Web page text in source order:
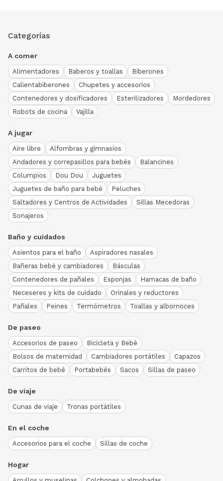
Categorías
A comer
Alimentadores Baberos y toallas
Biberones
Calientabiberones
Chupetes y accesorios
Contenedores y dosificadores
Esterilizadores
Mordedores
Robots de cocina
Vajilla
A jugar
Aire libre
Alfombras y gimnasios
Andadores y correpasillos para bebés
Balancines
Columpios
Dou Dou
Juguetes
Juguetes de baño para bebé
Peluches
Saltadores y Centros de Actividades
Sillas Mecedoras
Sonajeros
Baño y cuidados
Asientos para el baño
Aspiradores nasales
Bañeras bebé y cambiadores
Básculas
Contenedores de pañales
Esponjas
Hamacas de baño
Neceseres y kits de cuidado
Orinales y reductores
Pañales
Peines Termómetros Toallas y albornoces
De paseo
Accesorios de paseo
Bicicleta y Bebé
Bolsos de maternidad
Cambiadores portátiles
Capazos
Carritos de bebé
Portabebés Sacos Sillas de paseo
De viaje
Cunas de viaje Tronas portátiles
En el coche
Accesorios para el coche Sillas de coche
Hogar